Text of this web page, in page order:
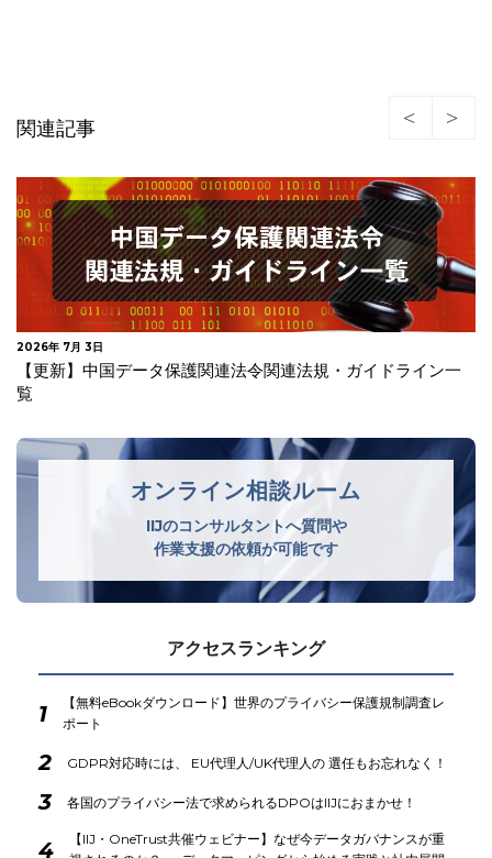
関連記事
2026年 7月 1日
韓国 同意なく越境移転を行った暗号資産取引所に2億1000
万ウォンの制裁金
オンライン相談ルーム
IIJのコンサルタントへ質問や
作業支援の依頼が可能です
アクセスランキング
1
【無料eBookダウンロード】世界のプライバシー保護規制調査レ
ポート
2 GDPR対応時には、 EU代理人/UK代理人の 選任もお忘れなく！
3 各国のプライバシー法で求められるDPOはIIJにおまかせ！
4
【IIJ・OneTrust共催ウェビナー】なぜ今データガバナンスが重